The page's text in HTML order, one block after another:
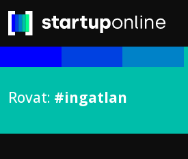
Rovat: #ingatlan